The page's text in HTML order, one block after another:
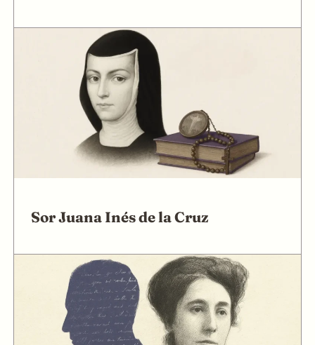
Sor Juana Inés de la Cruz